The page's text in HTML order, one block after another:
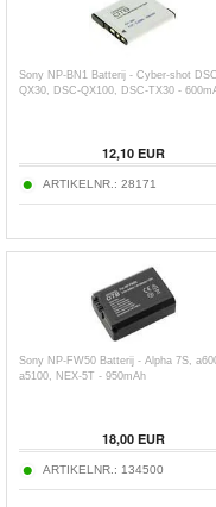
Sony NP-BN1 Batterij - Cyber-shot
QX30, DSC-QX100, DSC-TX30 -
12,10EUR
ARTIKELNR.: 28171
Sony NP-FW50 Batterij - Alpha 7S,
a5100, NEX-5T - 950mAh
18,00EUR
ARTIKELNR.: 134500